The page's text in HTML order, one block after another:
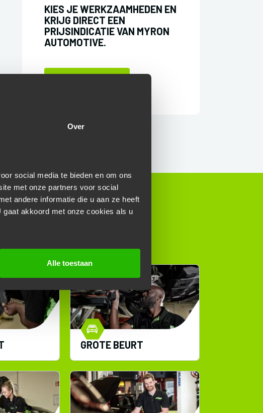
Over
social media te bieden en om ons
met onze partners voor social
andere informatie die u aan ze heeft
akkoord met onze cookies als u
Alle toestaan
KIES JE WERKZAAMHEDEN EN
KRIJG DIRECT EEN
PRIJSINDICATIE VAN MYRON
AUTOMOTIVE.
VOOR:
GROTE BEURT